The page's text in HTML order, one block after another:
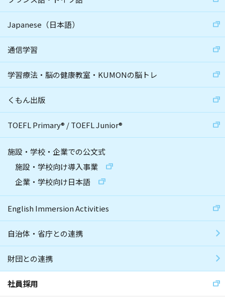
Japanese（日本語）
通信学習
学習療法・脳の健康教室・KUMONの脳トレ
くもん出版
TOEFL Primary® /TOEFL Junior®
施設・学校・企業での公文式
施設・学校向け導入事業
企業・学校向け日本語
English Immersion Activities
自治体・省庁との連携
財団との連携
社員採用